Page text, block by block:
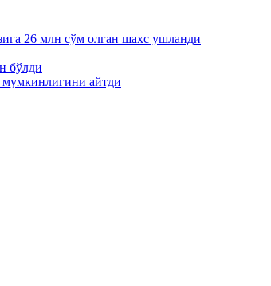
26 млн сўм олган шахс ушланди
бўлди
айтди